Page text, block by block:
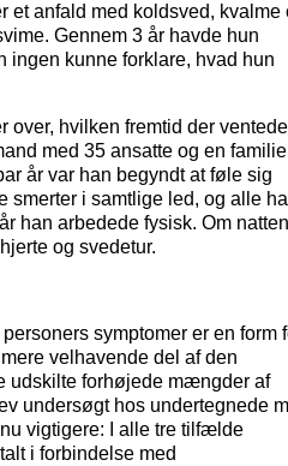
et anfald med koldsved, kvalme
Gennem 3 år havde hun
ingen kunne forklare, hvad hun
over, hvilken fremtid der ventede
med 35 ansatte og en
år var han begyndt at føle sig
smerter i samtlige led, og alle
han arbedede fysisk. Om natten
og svedetur.
symptomer er en form
velhavende del af den
udskilte forhøjede mængder af
undersøgt hos undertegnede
vigtigere: I alle tre tilfælde
i forbindelse med